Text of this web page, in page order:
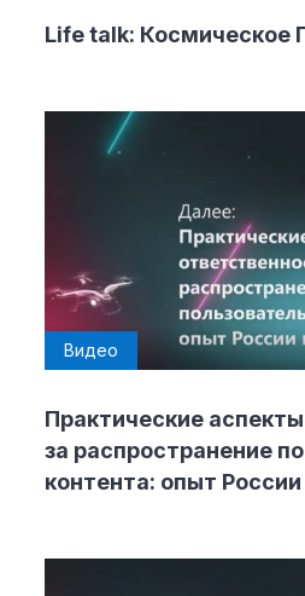
Life talk: Космическое
Видео
Практические
за распространение
контента: опыт